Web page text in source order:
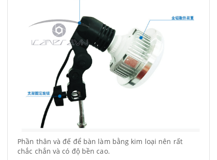
Phần thân và đế để bàn làm bằng kim loại nên rất
chắc chắn và có độ bền cao.